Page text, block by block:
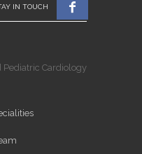

Cardiology